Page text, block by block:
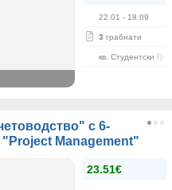
22.01 - 18.09
3 грабнати
кв. Студентски
с 6-
Management"
23.51€